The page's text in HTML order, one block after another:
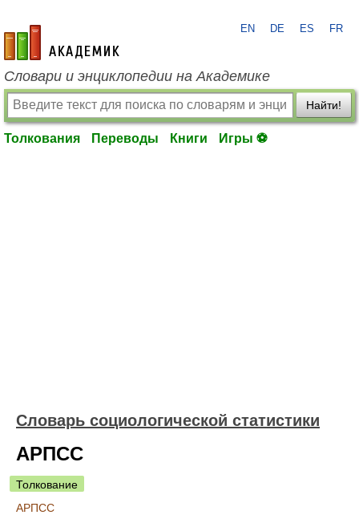
academic.ru
EN DE ES FR
Словари и энциклопедии на Академике
Найти!
Толкования Переводы Книги Игры ⚽
Словарь социологической статистики
АРПСС
Толкование
АРПСС